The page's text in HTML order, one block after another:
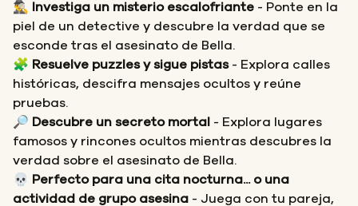
🕵️‍♂️ Investiga un misterio escalofriante - Ponte en la
piel de un detective y descubre la verdad que se
esconde tras el asesinato de Bella.
🧩 Resuelve puzzles y sigue pistas- Explora calles
históricas, descifra mensajes ocultos y reúne
pruebas.
🔎 Descubre un secreto mortal - Explora lugares
famosos y rincones ocultos mientras descubres la
verdad sobre el asesinato de Bella.
💀
Perfecto para una cita nocturna... o una
actividad de grupo asesina - Juega con tu pareja,